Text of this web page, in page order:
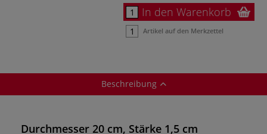
In den Warenkorb
Artikel auf den Merkzettel
Beschreibung
Durchmesser 20 cm, Stärke 1,5 cm